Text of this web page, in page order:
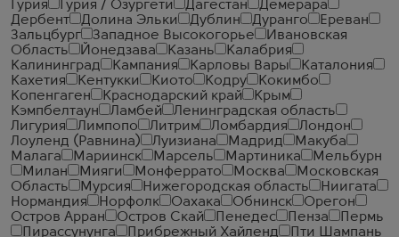
Гурия
Гурия / Озургети Дагестан
Демерара
Дербент
Долина Эльки Дублин Дуранго
Ереван
Зальцбург
Западное Высокогорье
Ивановская
Область
Йонедзава Казань
Калабрия
Калининград
Кампания Карловы Вары
Каталония
Кахетия
Кентукки Киото Кодру
Кокимбо
Копенгаген
Краснодарский край
Крым
Кэмпбелтаун
Ламбей
Ленинградская область
Лигурия
Лимпопо Литрим Ломбардия
Лондон
Лоуленд (Равнина)
Луизиана Мадрид
Макуба
Малага
Мариинск Марсель Мартиника
Мельбурн
Милан
Мияги Монферрато Москва
Московская
Область
Мурсия Нижегородская область
Ниигата
Нормандия
Норфолк Оахака Обнинск
Орегон
Остров Арран
Остров Скай Пенедес Пенза
Пермь
Пирассунунга
Прибрежный Хайленд
Пти Шампань